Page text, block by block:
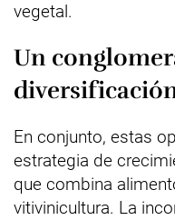
vegetal.
Un
En conjunto, estas
estrategia de
que combina
vitivinicultura. La